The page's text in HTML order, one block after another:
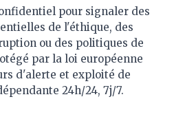
pour signaler des
de l'éthique, des
ou des politiques de
par la loi européenne
d'alerte et exploité de
24h/24, 7j/7.